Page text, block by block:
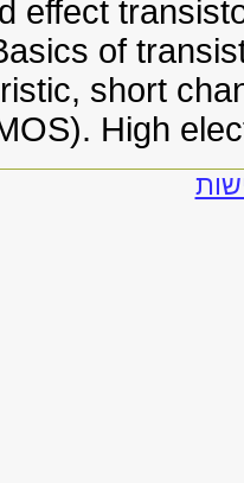
effect
of
short
High